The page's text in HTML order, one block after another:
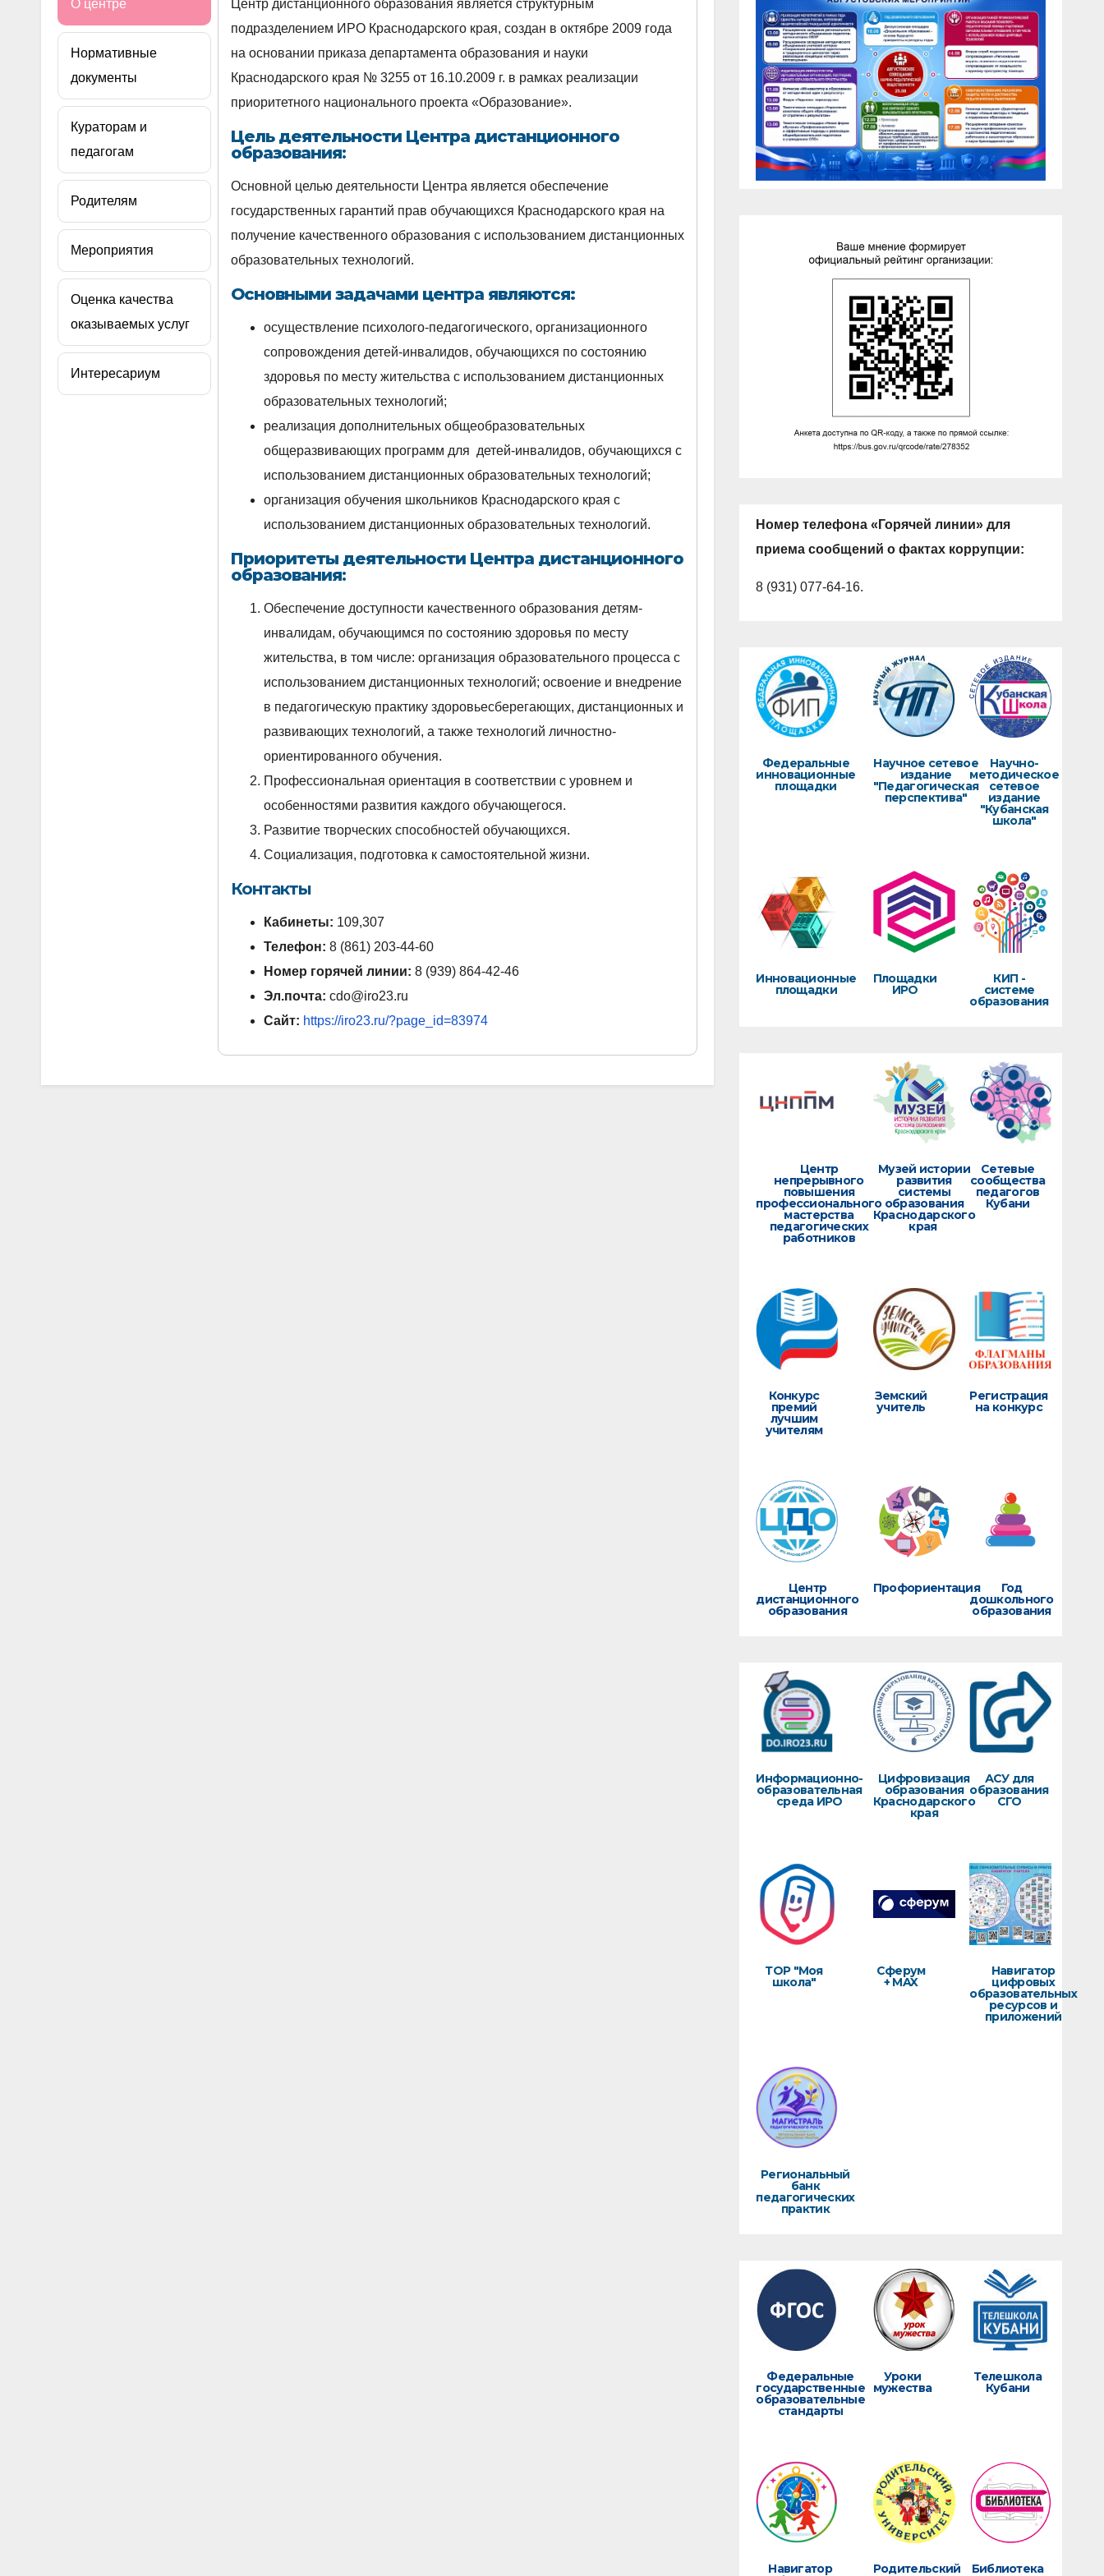
О центре
Нормативные
документы
Кураторам и
педагогам
Родителям
Мероприятия
Оценка качества
оказываемых услуг
Интересариум
Центр дистанционного образования является структурным
подразделением ИРО Краснодарского края, создан в октябре 2009 года
на основании приказа департамента образования и науки
Краснодарского края № 3255 от 16.10.2009 г. в рамках реализации
приоритетного национального проекта «Образование».
Цель деятельности Центра дистанционного
образования:
Основной целью деятельности Центра является обеспечение
государственных гарантий прав обучающихся Краснодарского края на
получение качественного образования с использованием дистанционных
образовательных технологий.
Основными задачами центра являются:
осуществление психолого-педагогического, организационного
сопровождения детей-инвалидов, обучающихся по состоянию
здоровья по месту жительства с использованием дистанционных
образовательных технологий;
реализация дополнительных общеобразовательных
общеразвивающих программ для детей-инвалидов, обучающихся с
использованием дистанционных образовательных технологий;
организация обучения школьников Краснодарского края с
использованием дистанционных образовательных технологий.
Приоритеты деятельности Центра дистанционного
образования:
Обеспечение доступности качественного образования детям-
инвалидам, обучающимся по состоянию здоровья по месту
жительства, в том числе: организация образовательного процесса с
использованием дистанционных технологий; освоение и внедрение
в педагогическую практику здоровьесберегающих, дистанционных и
развивающих технологий, а также технологий личностно-
ориентированного обучения.
Профессиональная ориентация в соответствии с уровнем и
особенностями развития каждого обучающегося.
Развитие творческих способностей обучающихся.
Социализация, подготовка к самостоятельной жизни.
Контакты
Кабинеты: 109,307
Телефон: 8 (861) 203-44-60
Номер горячей линии: 8 (939) 864-42-46
Эл.почта: cdo@iro23.ru
Сайт: https://iro23.ru/?page_id=83974
Номер телефона «Горячей линии» для
приема сообщений о фактах коррупции:
8 (931) 077-64-16.
Федеральные
инновационные
площадки
Научное сетевое
издание
"Педагогическая
перспектива"
Научно-
методическое
сетевое
издание
"Кубанская
школа"
Инновационные
площадки
Площадки
ИРО
КИП -
системе
образования
Центр
непрерывного
повышения
профессионального
мастерства
педагогических
работников
Музей истории
развития
системы
образования
Краснодарского
края
Сетевые
сообщества
педагогов
Кубани
Конкурс
премий
лучшим
учителям
Земский
учитель
Регистрация
на конкурс
Центр
дистанционного
образования
Профориентация Год
дошкольного
образования
Информационно-
образовательная
среда ИРО
Цифровизация
образования
Краснодарского
края
АСУ для
образования
СГО
ТОР "Моя
школа"
Сферум
+ MAX
Навигатор
цифровых
образовательных
ресурсов и
приложений
Региональный
банк
педагогических
практик
Федеральные
государственные
образовательные
стандарты
Уроки
мужества
Телешкола
Кубани
Навигатор Родительский Библиотека